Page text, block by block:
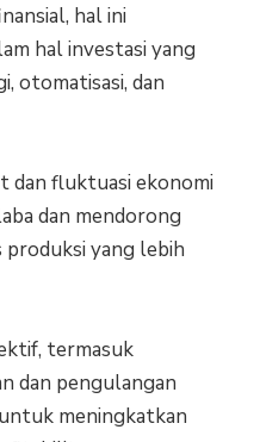
hal ini
hal investasi yang
otomatisasi, dan
dan fluktuasi ekonomi
dan mendorong
yang lebih
termasuk
dan pengulangan
meningkatkan